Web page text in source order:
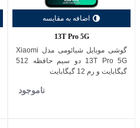
اضافه به مقایسه
13T Pro 5G
گوشی موبایل شیائومی مدل Xiaomi
13T Pro 5G دو سیم حافظه 512
گیگابایت و رم 12 گیگابایت
ناموجود